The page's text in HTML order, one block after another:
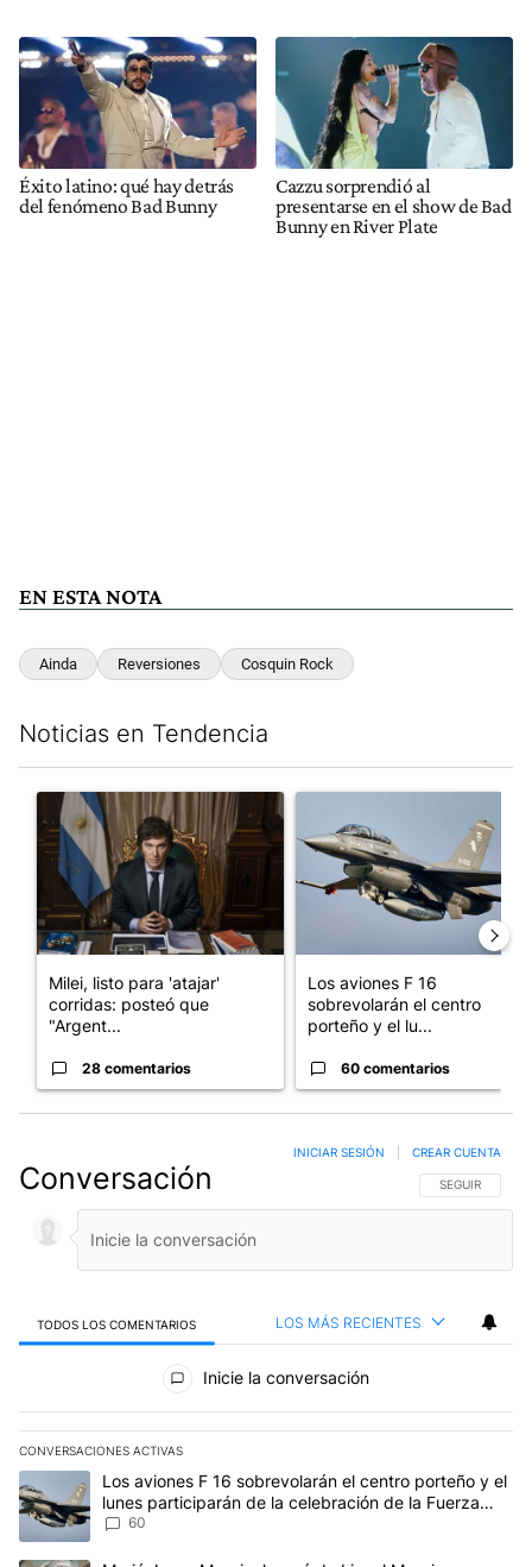
Éxito latino: qué hay detrás
del fenómeno Bad Bunny
Cazzu sorprendió al
presentarse en el show de Bad
Bunny en River Plate
EN ESTA NOTA
Ainda Reversiones Cosquin Rock
Noticias en Tendencia
Un artículo de tendencia con el título "Milei, listo para 'atajar'
Milei, listo para 'atajar'
corridas: posteó que
"Argent...
28 comentarios
Los aviones F 16
sobrevolarán el centro
porteño y el lu...
60 comentarios
Conversación SIGA ESTA
SEGUIR
INICIAR SESIÓN CREAR CUENTA
TODOS LOS COMENTARIOS LOS MÁS RECIENTES
Todos los comentarios
Inicie la conversación
CONVERSACIONES ACTIVAS
Este listado muestra los artículos con más comentarios en los
Un artículo de tendencia con el título "Los aviones F 16
Los aviones F 16 sobrevolarán el centro porteño y el
lunes participarán de la celebración de la Fuerza
Aérea
60